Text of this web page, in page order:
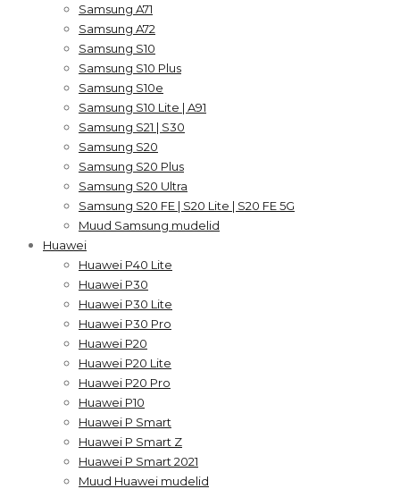
Samsung A71
Samsung A72
Samsung S10
Samsung S10 Plus
Samsung S10e
Samsung S10 Lite | A91
Samsung S21 | S30
Samsung S20
Samsung S20 Plus
Samsung S20 Ultra
Samsung S20 FE | S20 Lite | S20 FE 5G
Muud Samsung mudelid
Huawei
Huawei P40 Lite
Huawei P30
Huawei P30 Lite
Huawei P30 Pro
Huawei P20
Huawei P20 Lite
Huawei P20 Pro
Huawei P10
Huawei P Smart
Huawei P Smart Z
Huawei P Smart 2021
Muud Huawei mudelid